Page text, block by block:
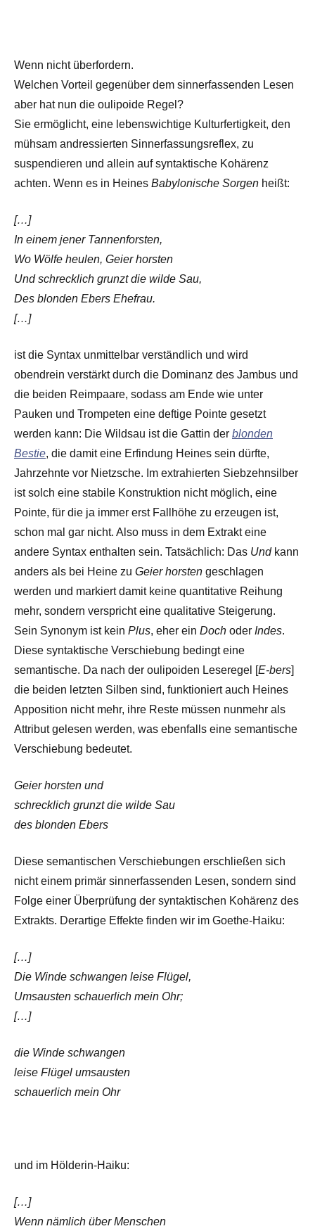
Wenn nicht überfordern.
Welchen Vorteil gegenüber dem sinnerfassenden Lesen
aber hat nun die oulipoide Regel?
Sie ermöglicht, eine lebenswichtige Kulturfertigkeit, den
mühsam andressierten Sinnerfassungsreflex, zu
suspendieren und allein auf syntaktische Kohärenz
achten. Wenn es in Heines Babylonische Sorgen heißt:
[…]
In einem jener Tannenforsten,
Wo Wölfe heulen, Geier horsten
Und schrecklich grunzt die wilde Sau,
Des blonden Ebers Ehefrau.
[…]
ist die Syntax unmittelbar verständlich und wird
obendrein verstärkt durch die Dominanz des Jambus und
die beiden Reimpaare, sodass am Ende wie unter
Pauken und Trompeten eine deftige Pointe gesetzt
werden kann: Die Wildsau ist die Gattin der blonden
Bestie, die damit eine Erfindung Heines sein dürfte,
Jahrzehnte vor Nietzsche. Im extrahierten Siebzehnsilber
ist solch eine stabile Konstruktion nicht möglich, eine
Pointe, für die ja immer erst Fallhöhe zu erzeugen ist,
schon mal gar nicht. Also muss in dem Extrakt eine
andere Syntax enthalten sein. Tatsächlich: Das Undkann
anders als bei Heine zu Geier horsten geschlagen
werden und markiert damit keine quantitative Reihung
mehr, sondern verspricht eine qualitative Steigerung.
Sein Synonym ist kein Plus, eher ein Doch oder Indes.
Diese syntaktische Verschiebung bedingt eine
semantische. Da nach der oulipoiden Leseregel [E-bers]
die beiden letzten Silben sind, funktioniert auch Heines
Apposition nicht mehr, ihre Reste müssen nunmehr als
Attribut gelesen werden, was ebenfalls eine semantische
Verschiebung bedeutet.
Geier horsten und
schrecklich grunzt die wilde Sau
des blonden Ebers
Diese semantischen Verschiebungen erschließen sich
nicht einem primär sinnerfassenden Lesen, sondern sind
Folge einer Überprüfung der syntaktischen Kohärenz des
Extrakts. Derartige Effekte finden wir im Goethe-Haiku:
[…]
Die Winde schwangen leise Flügel,
Umsausten schauerlich mein Ohr;
[…]
die Winde schwangen
leise Flügel umsausten
schauerlich mein Ohr
und im Hölderin-Haiku:
[…]
Wenn nämlich über Menschen